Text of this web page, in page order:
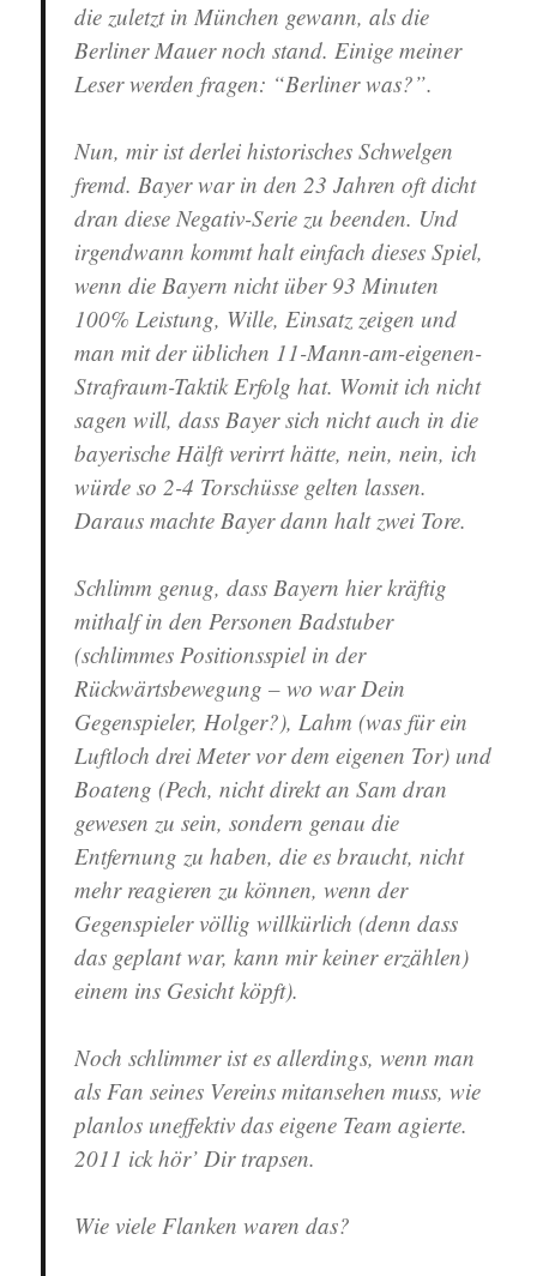
die zuletzt in München gewann, als die
Berliner Mauer noch stand. Einige meiner
Leser werden fragen: “Berliner was?”.
Nun, mir ist derlei historisches Schwelgen
fremd. Bayer war in den 23 Jahren oft dicht
dran diese Negativ-Serie zu beenden. Und
irgendwann kommt halt einfach dieses Spiel,
wenn die Bayern nicht über 93 Minuten
100% Leistung, Wille, Einsatz zeigen und
man mit der üblichen 11-Mann-am-eigenen-
Strafraum-Taktik Erfolg hat. Womit ich nicht
sagen will, dass Bayer sich nicht auch in die
bayerische Hälft verirrt hätte, nein, nein, ich
würde so 2-4 Torschüsse gelten lassen.
Daraus machte Bayer dann halt zwei Tore.
Schlimm genug, dass Bayern hier kräftig
mithalf in den Personen Badstuber
(schlimmes Positionsspiel in der
Rückwärtsbewegung – wo war Dein
Gegenspieler, Holger?), Lahm (was für ein
Luftloch drei Meter vor dem eigenen Tor) und
Boateng (Pech, nicht direkt an Sam dran
gewesen zu sein, sondern genau die
Entfernung zu haben, die es braucht, nicht
mehr reagieren zu können, wenn der
Gegenspieler völlig willkürlich (denn dass
das geplant war, kann mir keiner erzählen)
einem ins Gesicht köpft).
Noch schlimmer ist es allerdings, wenn man
als Fan seines Vereins mitansehen muss, wie
planlos uneffektiv das eigene Team agierte.
2011 ick hör’ Dir trapsen.
Wie viele Flanken waren das?